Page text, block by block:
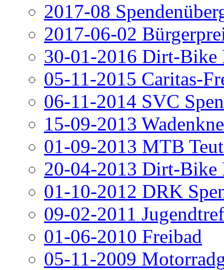
2017-08
2017-06-02
30-01-2016 Dirt-Bike
05-11-2015 Caritas-
06-11-2014 SVC
15-09-2013
01-09-2013 MTB
20-04-2013 Dirt-Bike
01-10-2012 DRK
09-02-2011
01-06-2010 Freibad
05-11-2009